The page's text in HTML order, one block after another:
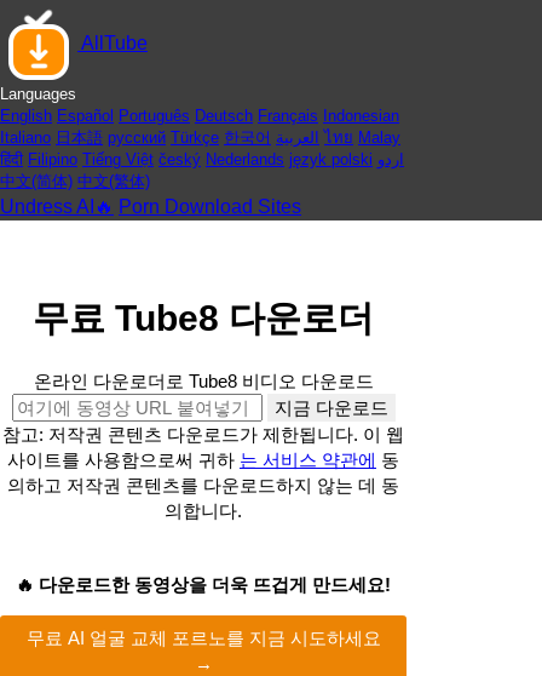
AllTube
Languages
English Español Português Deutsch Français
Indonesian
Italiano 日本語 русский Türkçe 한국어 العربية ไทย Malay
हिंदी Filipino Tiếng Việt český Nederlands język polski اردو
中文(简体) 中文(繁体)
Undress AI🔥 Porn Download Sites
무료 Tube8 다운로더
온라인 다운로더로 Tube8 비디오 다운로드
지금 다운로드
참고: 저작권 콘텐츠 다운로드가 제한됩니다. 이 웹
사이트를 사용함으로써 귀하 는 서비스 약관에 동
의하고 저작권 콘텐츠를 다운로드하지 않는 데 동
의합니다.
🔥 다운로드한 동영상을 더욱 뜨겁게 만드세요!
무료 AI 얼굴 교체 포르노를 지금 시도하세요
→